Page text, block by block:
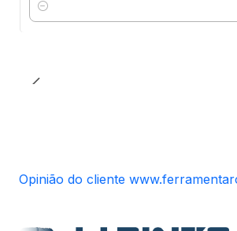
Quantidade
Opinião do cliente